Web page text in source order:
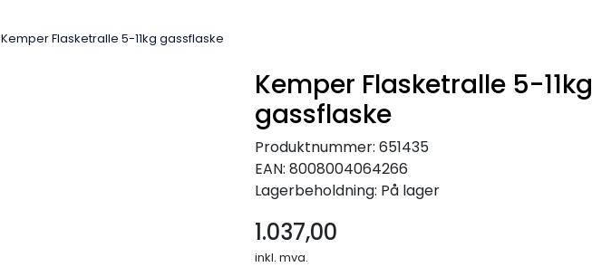
Kemper Flasketralle 5-11kg gassflaske
Kemper Flasketralle 5-11kg
gassflaske
Produktnummer: 651435
EAN: 8008004064266
Lagerbeholdning: På lager
1.037,00
inkl. mva.